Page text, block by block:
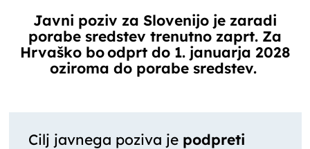
Javni poziv za Slovenijo je zaradi
porabe sredstev trenutno zaprt. Za
Hrvaško boodprt do 1. januarja 2028
oziroma do porabe sredstev.
Cilj javnega poziva je podpreti